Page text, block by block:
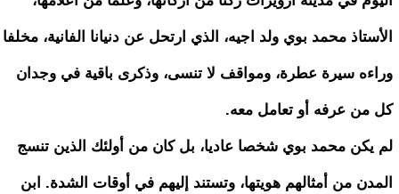
الأستاذ محمد بوي ولد اجيه، الذي ارتحل عن دنيانا الفانية، مخلفا
وراءه سيرة عطرة، ومواقف لا تنسى، وذكرى باقية في وجدان
كل من عرفه أو تعامل معه.
لم يكن محمد بوي شخصا عاديا، بل كان من أولئك الذين تنسج
المدن من أمثالهم هويتها، وتستند إليهم في أوقات الشدة. ابن